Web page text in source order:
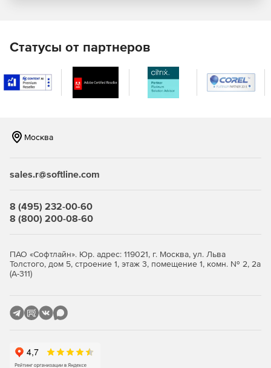
триггер осциллографа
Тепловые карты с контурами, сеткой и маркировкой
контуров
отрисовки тепловых карт интенсивности
легенд на одном графике
прерывание линий (например, выходные дни в
трейдинге)
3D
Настройка 3D сцен с множеством источников света
Статусы от партнеров
Москва
sales.r@softline.com
8 (495) 232-00-60
8 (800) 200-08-60
ПАО «Софтлайн». Юр. адрес: 119021, г. Москва, ул. Льва
Толстого, дом 5, строение 1, этаж 3, помещение 1, комн. № 2, 2а
(А-311)